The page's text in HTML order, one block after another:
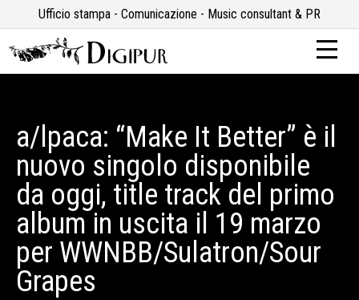
Ufficio stampa - Comunicazione - Music consultant & PR
a/lpaca: “Make It Better” è il
nuovo singolo disponibile
da oggi, title track del primo
album in uscita il 19 marzo
per WWNBB/Sulatron/Sour
Grapes